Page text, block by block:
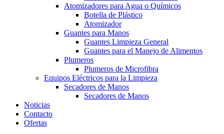
Atomizadores para Agua o Químicos
Botella de Plástico
Atomizador
Guantes para Manos
Guantes Limpieza General
Guantes para el Manejo de Alimentos
Plumeros
Plumeros de Microfibra
Equipos Eléctricos para la Limpieza
Secadores de Manos
Secadores de Manos
Noticias
Contacto
Ofertas